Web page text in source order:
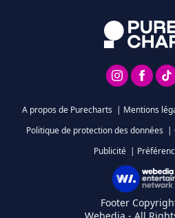
A propos de Purecharts | Mentions
Politique de protection des données |
Publicité |
Footer